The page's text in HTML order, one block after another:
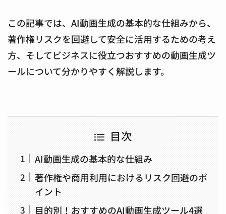
この記事では、AI動画生成の基本的な仕組みから、
著作権リスクを回避して安全に活用するための考え
方、そしてビジネスに役立つおすすめの動画生成ツ
ールについて分かりやすく解説します。
目次
AI動画生成の基本的な仕組み
著作権や商用利用におけるリスク回避のポ
イント
目的別！おすすめのAI動画生成ツール4選